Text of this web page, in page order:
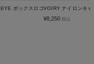
ボックスロゴVOIRY ナイロンキャ
¥8,250 税込